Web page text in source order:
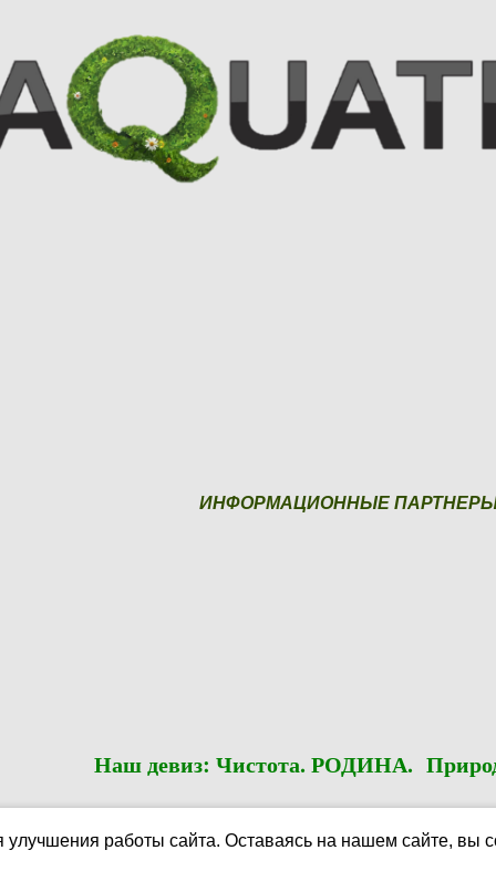
ИНФОРМАЦИОННЫЕ
Наш девиз: Чистота. РОДИНА.
спортивная федерация гольфа Ленинградской области»
работы сайта. Оставаясь на нашем сайте, вы